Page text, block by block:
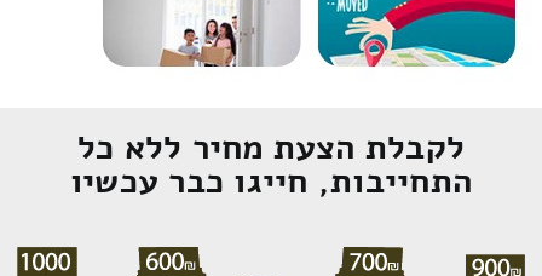
לקבלת הצעת מחיר ללא כל
התחייבות, חייגו כבר עכשיו